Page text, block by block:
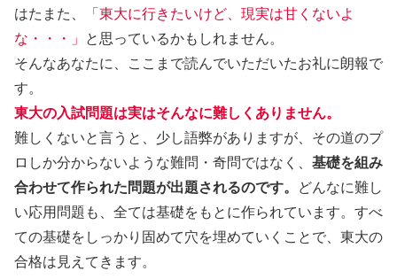
はたまた、
「東大に行きたいけど、現実は甘くないよ
な・・・」
と思っているかもしれません。
そんなあなたに、ここまで読んでいただいたお礼に朗報で
す。
東大の入試問題は実はそんなに難しくありません。
難しくないと言うと、少し語弊がありますが、その道のプ
ロしか分からないような難問・奇問ではなく、 基礎を組み
合わせて作られた問題が出題されるのです。
どんなに難し
い応用問題も、全ては基礎をもとに作られています。すべ
ての基礎をしっかり固めて穴を埋めていくことで、東大の
合格は見えてきます。